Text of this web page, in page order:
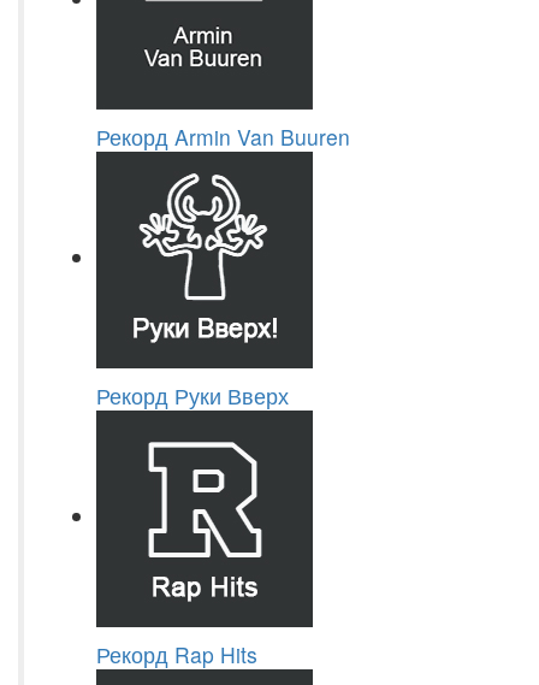
Рекорд Armin Van Buuren
Рекорд Руки Вверх
Рекорд Rap Hits